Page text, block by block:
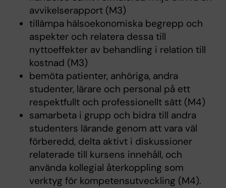
avvikelserapport (M3)
tillämpa hälsoekonomiska begrepp och
aspekter och relatera dessa till
nyttoeffekter av behandling i relation till
kostnad (M3)
bemöta patienter, anhöriga, andra
studenter, lärare och personal på ett
respektfullt och professionellt sätt (M4)
samarbeta i grupp och bidra till andra
studenters lärande genom att vara väl
förberedd, delta aktivt i diskussioner
relaterade till kursens innehåll, och
använda kollegial återkoppling som
verktyg för kompetensutveckling (M4).